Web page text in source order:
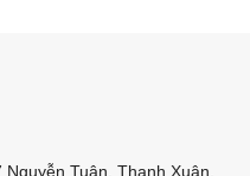
Tuân, Thanh Xuân,